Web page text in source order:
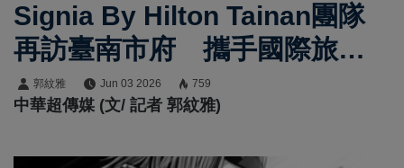
Signia By Hilton Tainan團隊
再訪臺南市府 攜手國際旅宿
品牌推動觀光升級與人才布
局 亞太首店落腳臺南
郭紋雅 Jun 03 2026 759
中華超傳媒 (文/ 記者 郭紋雅)